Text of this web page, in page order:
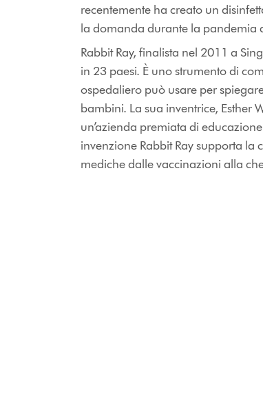
recentemente ha creato un
la domanda durante la pandemia
Rabbit Ray, finalista nel 2011 a
in 23 paesi. È uno strumento di
ospedaliero può usare per
bambini. La sua inventrice, Esther
un’azienda premiata di
invenzione Rabbit Ray supporta
mediche dalle vaccinazioni alla